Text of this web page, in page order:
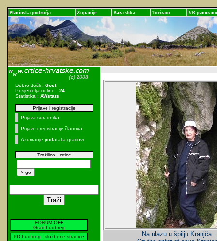
Planinska područja Županije Baza slika Turizam VR panorame
Dobro došli : Gost
Posjetitelja online : 24
Statistika : AWstats
Prijave i registracije
Prijava suradnika
Prijave i registracije članova
Ažuriranje podataka gradovi
Tražilica - crtice
FORUM OFF
Grad Ludbreg
PD Ludbreg - službene stranice
Na ulazu u špilju Kranjča